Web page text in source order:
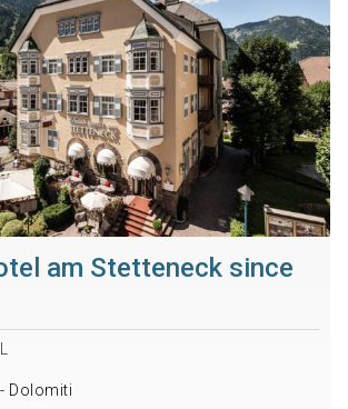
am Stetteneck since
Dolomiti